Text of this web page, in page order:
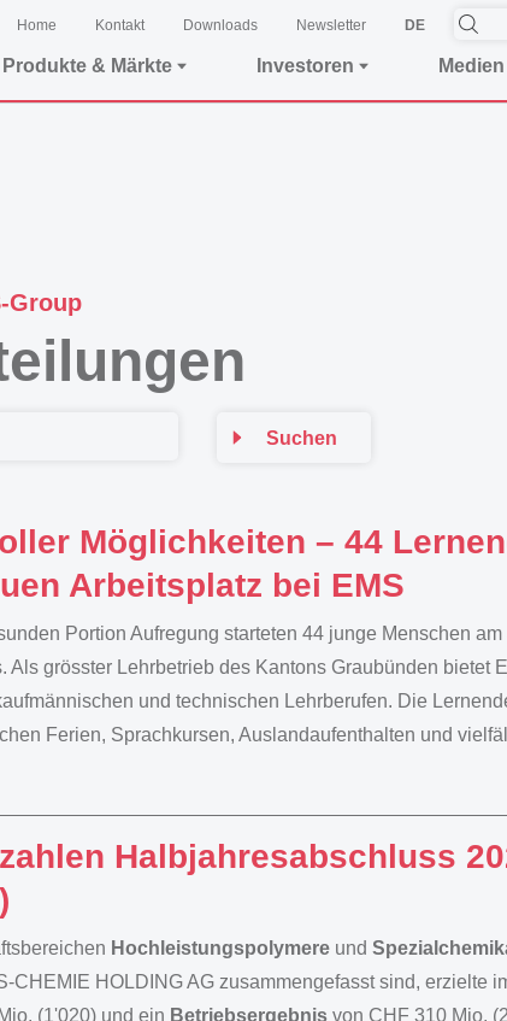
Home Kontakt Downloads Newsletter DE
Produkte & Märkte Investoren Medien
Group
Suchen
Möglichkeiten – 44
Arbeitsplatz bei EMS
Portion Aufregung starteten 44 junge Menschen
Als grösster Lehrbetrieb des Kantons Graubünden bietet
und technischen Lehrberufen. Die
Ferien, Sprachkursen, Auslandaufenthalten und
Halbjahresabschluss
Hochleistungspolymere und
CHEMIE HOLDING AG zusammengefasst sind, erzielte
(1'020) und ein Betriebsergebnis von CHF 310 Mio.